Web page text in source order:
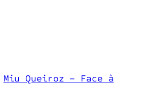
Miu Queiroz – Face à